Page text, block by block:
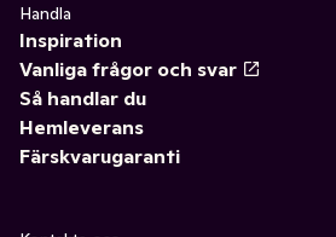
Handla
Inspiration
Vanliga frågor och svar
Så handlar du
Hemleverans
Färskvarugaranti